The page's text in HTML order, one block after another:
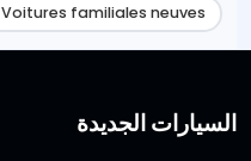
Voitures familiales neuves
السيارات الجديدة